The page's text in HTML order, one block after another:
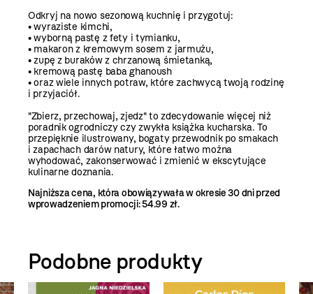
Odkryj na nowo sezonową kuchnię i przygotuj:
• wyraziste kimchi,
• wyborną pastę z fety i tymianku,
• makaron z kremowym sosem z jarmużu,
• zupę z buraków z chrzanową śmietanką,
• kremową pastę baba ghanoush
• oraz wiele innych potraw, które zachwycą twoją rodzinę
i przyjaciół.
"Zbierz, przechowaj, zjedz" to zdecydowanie więcej niż
poradnik ogrodniczy czy zwykła książka kucharska. To
przepięknie ilustrowany, bogaty przewodnik po smakach
i zapachach darów natury, które łatwo można
wyhodować, zakonserwować i zmienić w ekscytujące
kulinarne doznania.
Najniższa cena, która obowiązywała w okresie 30 dni przed
wprowadzeniem promocji: 54.99 zł.
Podobne produkty